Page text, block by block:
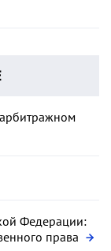
Федерации:
права